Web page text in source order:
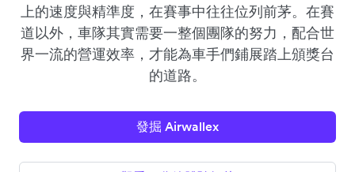
上的速度與精準度，在賽事中往往位列前茅。在賽
道以外，車隊其實需要一整個團隊的努力，配合世
界一流的營運效率，才能為車手們鋪展踏上頒獎台
的道路。
發掘 Airwallex